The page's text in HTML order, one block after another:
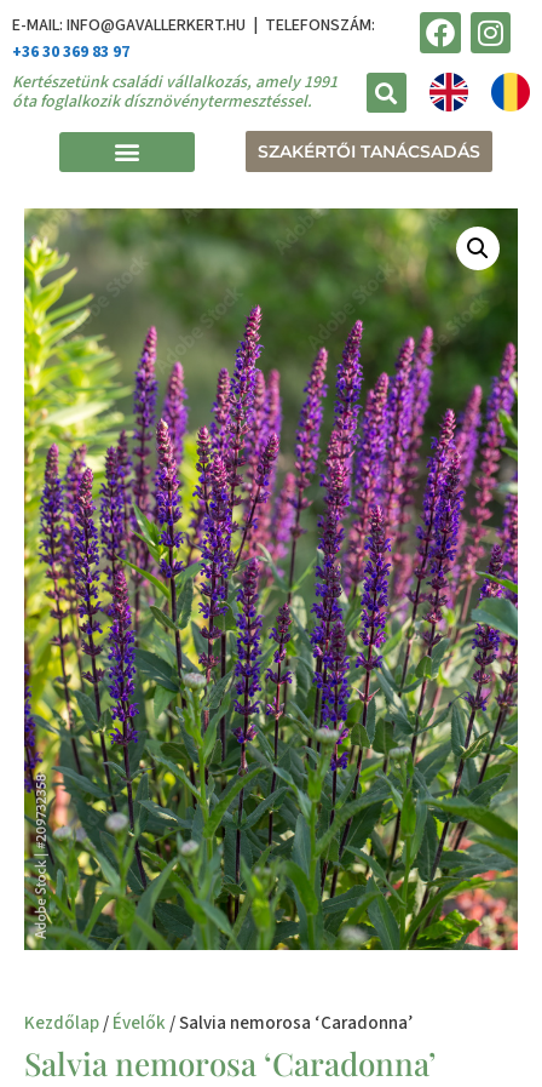
E-MAIL: INFO@GAVALLERKERT.HU | TELEFONSZÁM:
+36 30 369 83 97
Kertészetünk családi vállalkozás, amely 1991
óta foglalkozik dísznövénytermesztéssel.
SZAKÉRTŐI TANÁCSADÁS
Kezdőlap/Évelők/ Salvia nemorosa ‘Caradonna’
Salvia nemorosa ‘Caradonna’